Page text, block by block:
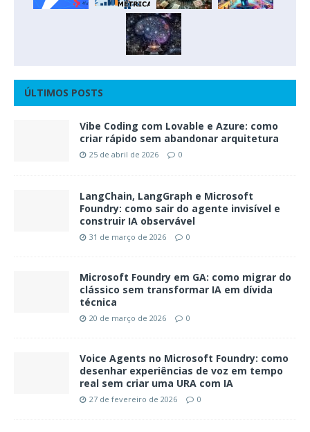
ÚLTIMOS POSTS
Vibe Coding com Lovable e Azure: como
criar rápido sem abandonar arquitetura
25 de abril de 2026 0
LangChain, LangGraph e Microsoft
Foundry: como sair do agente invisível e
construir IA observável
31 de março de 2026 0
Microsoft Foundry em GA: como migrar do
clássico sem transformar IA em dívida
técnica
20 de março de 2026 0
Voice Agents no Microsoft Foundry: como
desenhar experiências de voz em tempo
real sem criar uma URA com IA
27 de fevereiro de 2026 0